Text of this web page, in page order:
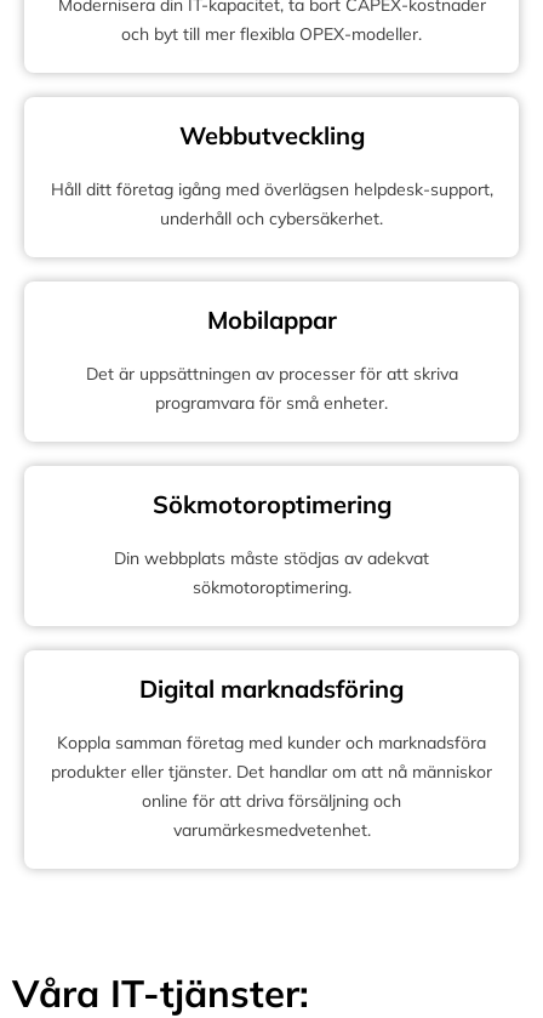
och byt till mer flexibla OPEX-modeller.
Webbutveckling
Håll ditt företag igång med överlägsen helpdesk-support,
underhåll och cybersäkerhet.
Mobilappar
Det är uppsättningen av processer för att skriva
programvara för små enheter.
Sökmotoroptimering
Din webbplats måste stödjas av adekvat
sökmotoroptimering.
Digital marknadsföring
Koppla samman företag med kunder och marknadsföra
produkter eller tjänster. Det handlar om att nå människor
online för att driva försäljning och
varumärkesmedvetenhet.
Våra IT-tjänster: